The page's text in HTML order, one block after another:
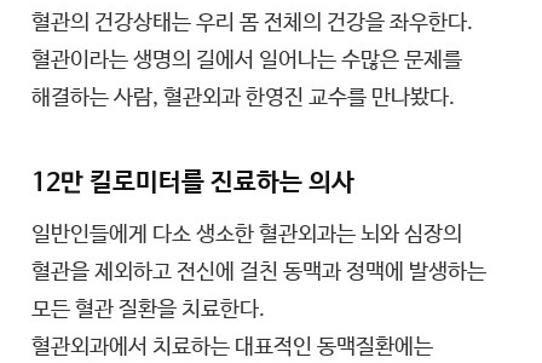
혈관의 건강상태는 우리 몸 전체의 건강을 좌우한다.
혈관이라는 생명의 길에서 일어나는 수많은 문제를
해결하는 사람, 혈관외과 한영진 교수를 만나봤다.
12만 킬로미터를 진료하는 의사
일반인들에게 다소 생소한 혈관외과는 뇌와 심장의
혈관을 제외하고 전신에 걸친 동맥과 정맥에 발생하는
모든 혈관 질환을 치료한다.
혈관외과에서 치료하는 대표적인 동맥질환에는